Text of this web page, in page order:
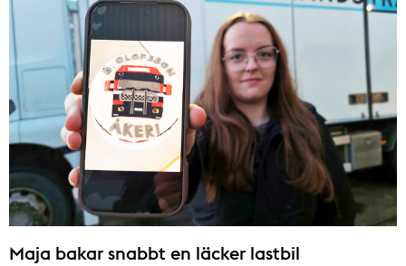
Maja bakar snabbt en läcker lastbil